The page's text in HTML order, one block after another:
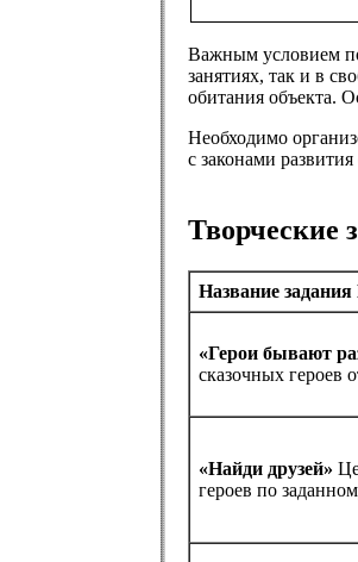
Важным условием
занятиях, так и в
обитания объекта.
Необходимо
с законами
Творческие
Название
«Герои бывают
сказочных героев
«Найди друзей»
героев по